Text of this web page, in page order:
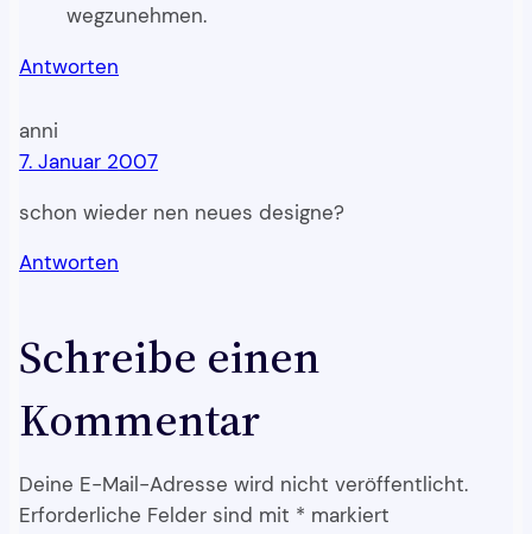
wegzunehmen.
Antworten
anni
7. Januar 2007
schon wieder nen neues designe?
Antworten
Schreibe einen
Kommentar
Deine E-Mail-Adresse wird nicht veröffentlicht.
Erforderliche Felder sind mit * markiert